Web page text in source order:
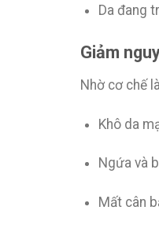
Da đang
Giảm
Nhờ cơ chế
Khô da
Ngứa và
Mất cân